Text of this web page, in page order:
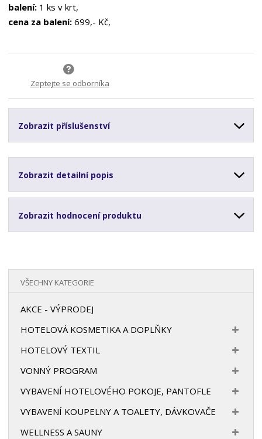
balení: 1 ks v krt,
cena za balení: 699,- Kč,
Zeptejte se odborníka
Zobrazit příslušenství
Zobrazit detailní popis
Zobrazit hodnocení produktu
VŠECHNY KATEGORIE
AKCE - VÝPRODEJ
HOTELOVÁ KOSMETIKA A DOPLŇKY
HOTELOVÝ TEXTIL
VONNÝ PROGRAM
VYBAVENÍ HOTELOVÉHO POKOJE, PANTOFLE
VYBAVENÍ KOUPELNY A TOALETY, DÁVKOVAČE
WELLNESS A SAUNY